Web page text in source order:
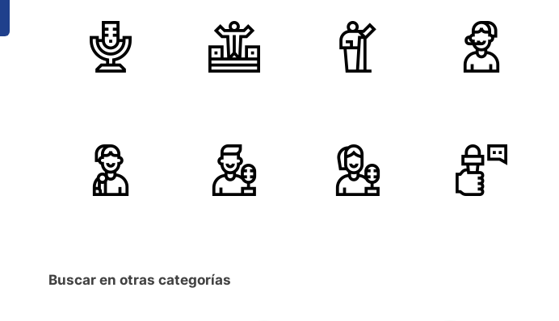
Buscar en otras categorías